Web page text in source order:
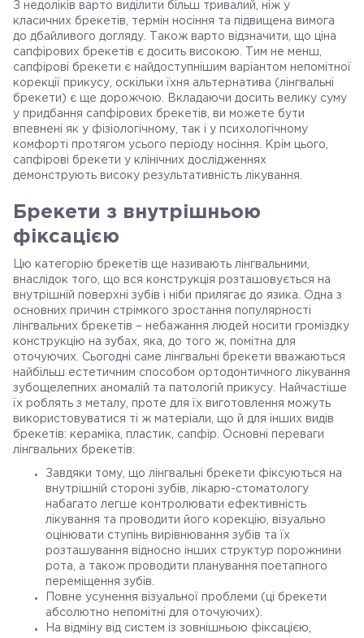
З недоліків варто виділити більш тривалий, ніж у
класичних брекетів, термін носіння та підвищена вимога
до дбайливого догляду. Також варто відзначити, що ціна
сапфірових брекетів є досить високою. Тим не менш,
сапфірові брекети є найдоступнішим варіантом непомітної
корекції прикусу, оскільки їхня альтернатива (лінгвальні
брекети) є ще дорожчою. Вкладаючи досить велику суму
у придбання сапфірових брекетів, ви можете бути
впевнені як у фізіологічному, так і у психологічному
комфорті протягом усього періоду носіння. Крім цього,
сапфірові брекети у клінічних дослідженнях
демонструють високу результативність лікування.
Брекети з внутрішньою
фіксацією
Цю категорію брекетів ще називають лінгвальними,
внаслідок того, що вся конструкція розташовується на
внутрішній поверхні зубів і ніби прилягає до язика. Одна з
основних причин стрімкого зростання популярності
лінгвальних брекетів – небажання людей носити громіздку
конструкцію на зубах, яка, до того ж, помітна для
оточуючих. Сьогодні саме лінгвальні брекети вважаються
найбільш естетичним способом ортодонтичного лікування
зубощелепних аномалій та патологій прикусу. Найчастіше
їх роблять з металу, проте для їх виготовлення можуть
використовуватися ті ж матеріали, що й для інших видів
брекетів: кераміка, пластик, сапфір. Основні переваги
лінгвальних брекетів:
Завдяки тому, що лінгвальні брекети фіксуються на
внутрішній стороні зубів, лікарю-стоматологу
набагато легше контролювати ефективність
лікування та проводити його корекцію, візуально
оцінювати ступінь вирівнювання зубів та їх
розташування відносно інших структур порожнини
рота, а також проводити планування поетапного
переміщення зубів.
Повне усунення візуальної проблеми (ці брекети
абсолютно непомітні для оточуючих).
На відміну від систем із зовнішньою фіксацією,